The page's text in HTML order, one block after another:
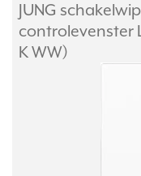
JUNG
controlevenster
K WW)